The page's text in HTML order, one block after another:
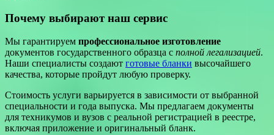
Почему выбирают наш сервис
Мы гарантируем профессиональное изготовление
документов государственного образца с полной легализацией.
Наши специалисты создают готовые бланки высочайшего
качества, которые пройдут любую проверку.
Стоимость услуги варьируется в зависимости от выбранной
специальности и года выпуска. Мы предлагаем документы
для техникумов и вузов с реальной регистрацией в реестре,
включая приложение и оригинальный бланк.